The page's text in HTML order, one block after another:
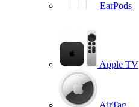
EarPods
Apple TV